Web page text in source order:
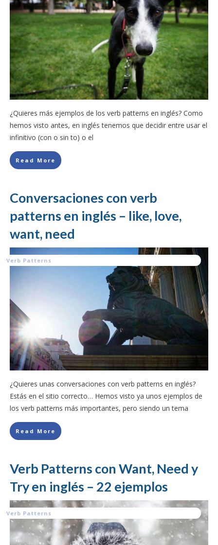
¿Quieres más ejemplos de los verb patterns en inglés? Como
hemos visto antes, en inglés tenemos que decidir entre usar el
infinitivo (con o sin to) o el
Read More
Conversaciones con verb
patterns en inglés – like, love,
want, need
Verb Patterns
¿Quieres unas conversaciones con verb patterns en inglés?
Estás en el sitio correcto… Hemos visto ya unos ejemplos de
los verb patterns más importantes, pero siendo un tema
Read More
Verb Patterns con Want, Need y
Try en inglés – 22 ejemplos
Verb Patterns